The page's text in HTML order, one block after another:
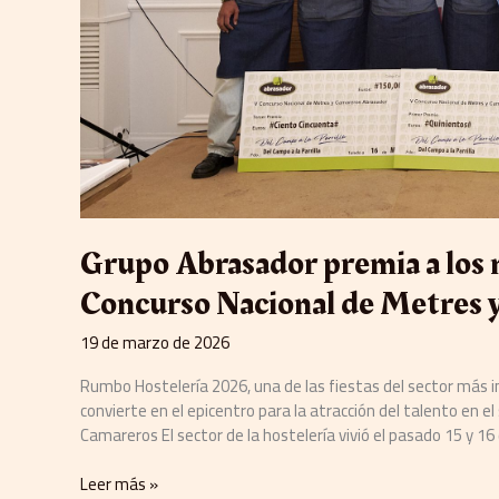
Grupo Abrasador premia a los
Concurso Nacional de Metres
19 de marzo de 2026
Rumbo Hostelería 2026, una de las fiestas del sector
convierte en el epicentro para la atracción del talento en
Camareros El sector de la hostelería vivió el pasado 15 y
Metres
y
Camareros
Leer más »